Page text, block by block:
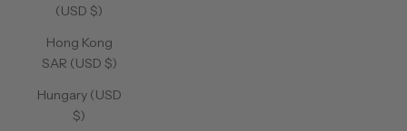
(USD $)
Hong Kong
SAR (USD $)
Hungary (USD
$)